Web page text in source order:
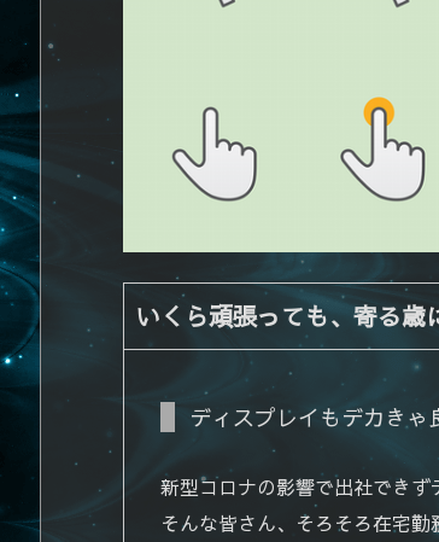
いくら頑張っても、寄る
ディスプレイもデカきゃ
新型コロナの影響で出社できず
そんな皆さん、そろそろ在宅